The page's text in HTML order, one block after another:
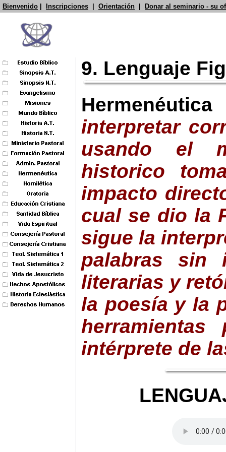
Bienvenido Inscripciones Orientación Donar al seminario - su
9. Lenguaje
interpretar
usando el
historico
impacto
cual se dio la
sigue la
palabras sin
literarias y
la poesía y la
intérprete de